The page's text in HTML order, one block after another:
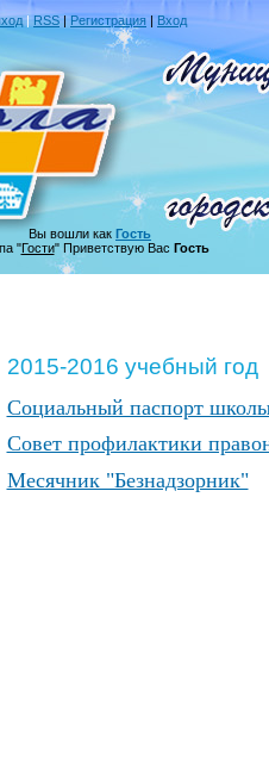
| RSS| Регистрация | Вход
Вы вошли как Гость
"Гости" Приветствую Вас Гость
2015-2016 учебный год
Социальный паспорт
Совет профилактики
Месячник "Безнадзорник"